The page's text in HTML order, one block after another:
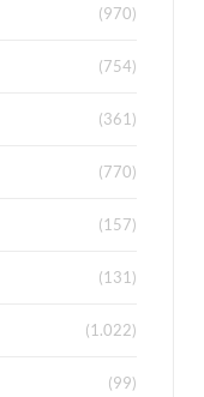
(970)
(754)
(361)
(770)
(157)
(131)
(1.022)
(99)